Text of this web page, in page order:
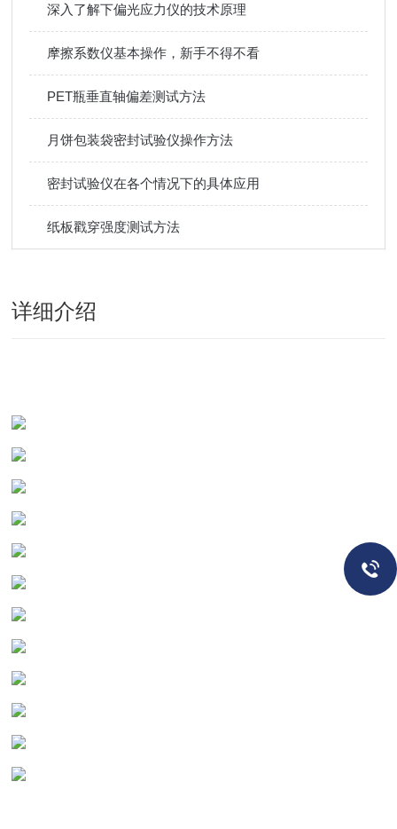
深入了解下偏光应力仪的技术原理
摩擦系数仪基本操作，新手不得不看
PET瓶垂直轴偏差测试方法
月饼包装袋密封试验仪操作方法
密封试验仪在各个情况下的具体应用
纸板戳穿强度测试方法
详细介绍